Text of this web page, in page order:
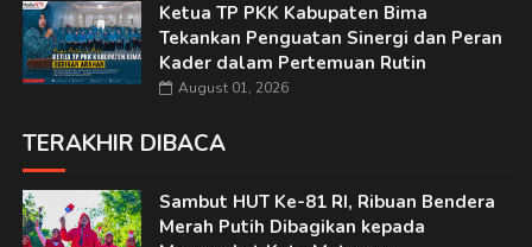
Ketua TP PKK Kabupaten Bima
Tekankan Penguatan Sinergi dan Peran
Kader dalam Pertemuan Rutin
August 01, 2026
TERAKHIR DIBACA
Sambut HUT Ke-81 RI, Ribuan Bendera
Merah Putih Dibagikan kepada